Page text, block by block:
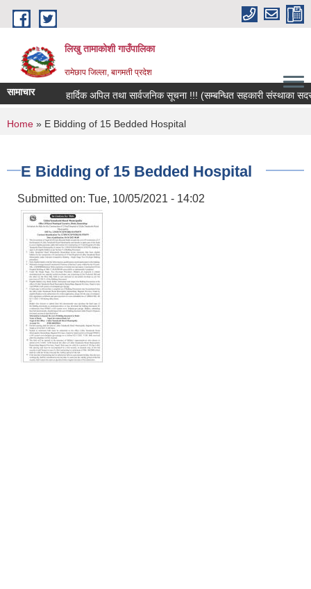
Skip to main content
लिखु तामाकोशी गाउँपालिका
रामेछाप जिल्ला, बागमती प्रदेश
सामाचार हार्दिक अपिल तथा सार्वजनिक सूचना !!! (सम्बन्धित सहकारी संस्थाका सदस्य,
You are here
Home » E Bidding of 15 Bedded Hospital
E Bidding of 15 Bedded Hospital
Submitted on: Tue, 10/05/2021 - 14:02